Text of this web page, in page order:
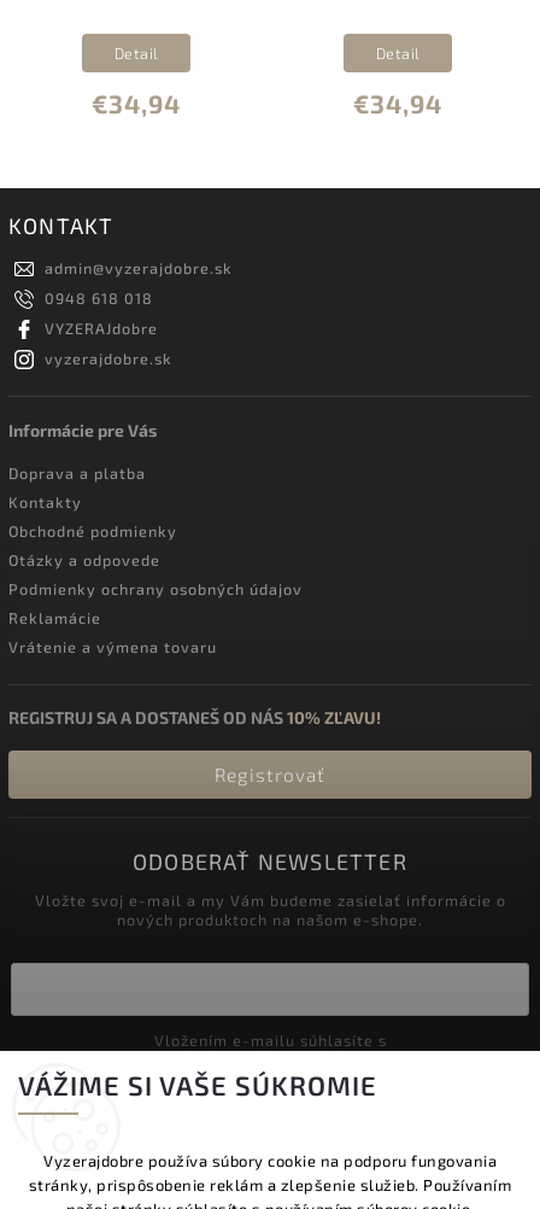
VÁŽIME SI VAŠE SÚKROMIE
Vyzerajdobre používa súbory cookie na podporu fungovania
stránky, prispôsobenie reklám a zlepšenie služieb. Používaním
€34,94
Detail
€34,94
Detail
KONTAKT
admin@vyzerajdobre.sk
0948 618 018
VYZERAJdobre
vyzerajdobre.sk
Informácie pre Vás
Doprava a platba
Kontakty
Obchodné podmienky
Otázky a odpovede
Podmienky ochrany osobných údajov
Reklamácie
Vrátenie a výmena tovaru
REGISTRUJ SA A DOSTANEŠ OD NÁS10% ZĽAVU!
Registrovať
ODOBERAŤ NEWSLETTER
Vložte svoj e-mail a my Vám budeme zasielať informácie o
nových produktoch na našom e-shope.